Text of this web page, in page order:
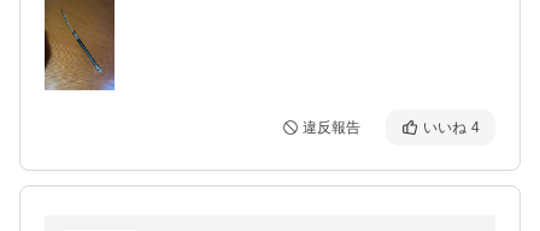
違反報告 いいね 4